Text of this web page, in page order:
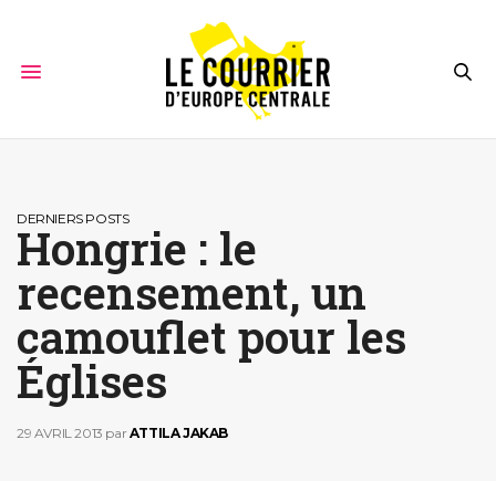
DERNIERS POSTS
Hongrie : le
recensement, un
camouflet pour les
Églises
29 AVRIL 2013 parATTILA JAKAB